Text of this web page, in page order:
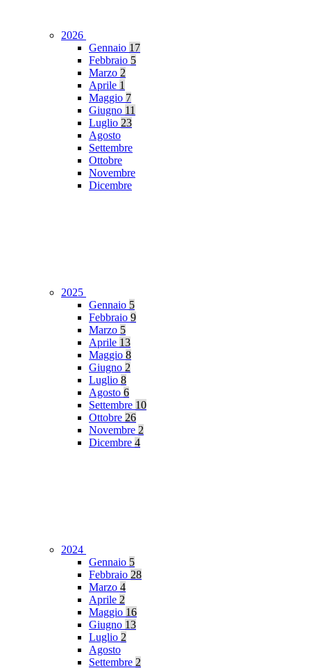
2026
Gennaio 17
Febbraio 5
Marzo 2
Aprile 1
Maggio 7
Giugno 11
Luglio 23
Agosto
Settembre
Ottobre
Novembre
Dicembre
2025
Gennaio 5
Febbraio 9
Marzo 5
Aprile 13
Maggio 8
Giugno 2
Luglio 8
Agosto 6
Settembre 10
Ottobre 26
Novembre 2
Dicembre 4
2024
Gennaio 5
Febbraio 28
Marzo 4
Aprile 2
Maggio 16
Giugno 13
Luglio 2
Agosto
Settembre 2